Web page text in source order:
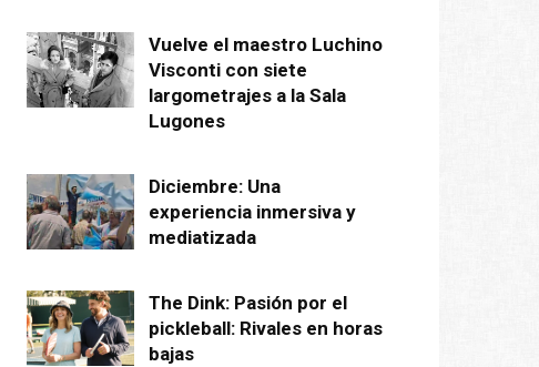
Vuelve el maestro Luchino
Visconti con siete
largometrajes a la Sala
Lugones
Diciembre: Una
experiencia inmersiva y
mediatizada
The Dink: Pasión por el
pickleball: Rivales en horas
bajas